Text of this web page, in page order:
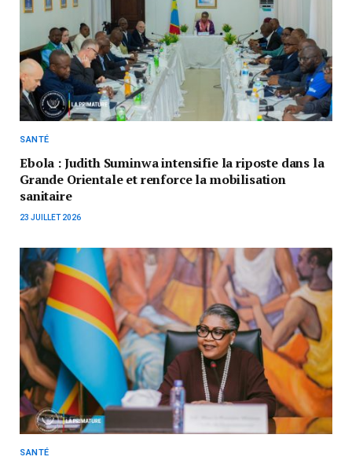
SANTÉ
Ebola : Judith Suminwa intensifie la riposte dans la
Grande Orientale et renforce la mobilisation
sanitaire
23 JUILLET 2026
SANTÉ